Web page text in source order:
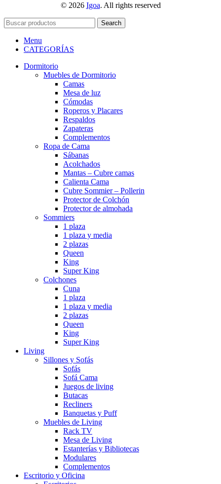
© 2026 Igoa. All rights reserved
Search
Menu
CATEGORÍAS
Dormitorio
Muebles de Dormitorio
Camas
Mesa de luz
Cómodas
Roperos y Placares
Respaldos
Zapateras
Complementos
Ropa de Cama
Sábanas
Acolchados
Mantas – Cubre camas
Calienta Cama
Cubre Sommier – Pollerin
Protector de Colchón
Protector de almohada
Sommiers
1 plaza
1 plaza y media
2 plazas
Queen
King
Super King
Colchones
Cuna
1 plaza
1 plaza y media
2 plazas
Queen
King
Super King
Living
Sillones y Sofás
Sofás
Sofá Cama
Juegos de living
Butacas
Recliners
Banquetas y Puff
Muebles de Living
Rack TV
Mesa de Living
Estanterías y Bibliotecas
Modulares
Complementos
Escritorio y Oficina